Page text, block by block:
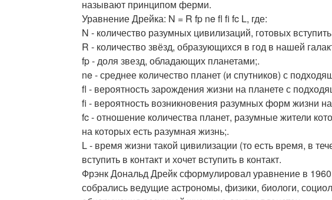
называют принципом ферми.
Уравнение Дрейка: N = R fp ne fl fi fc L, где:
N - количество разумных цивилизаций, готовых вступить
R - количество звёзд, образующихся в год в нашей
fp - доля звезд, обладающих планетами;.
ne - среднее количество планет (и спутников) с
fl - вероятность зарождения жизни на планете с
fi - вероятность возникновения разумных форм жизни
fc - отношение количества планет, разумные жители
на которых есть разумная жизнь;.
L - время жизни такой цивилизации (то есть время, в
вступить в контакт и хочет вступить в контакт.
Фрэнк Дональд Дрейк сформулировал уравнение в
собрались ведущие астрономы, физики, биологи,